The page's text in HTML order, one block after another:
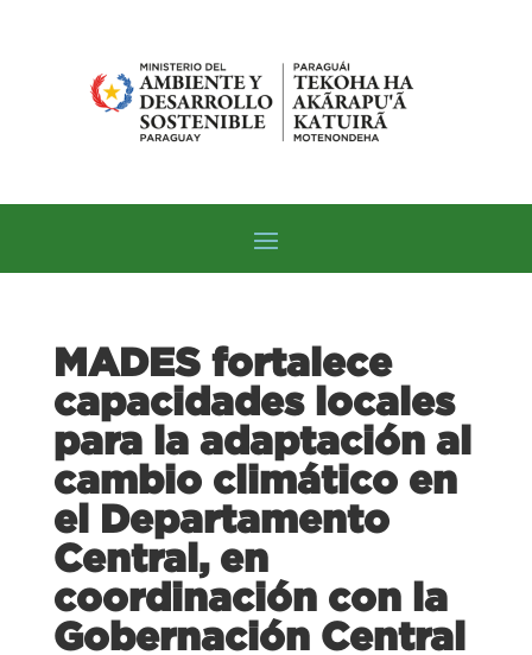
MADES fortalece
capacidades locales
para la adaptación al
cambio climático en
el Departamento
Central, en
coordinación con la
Gobernación Central